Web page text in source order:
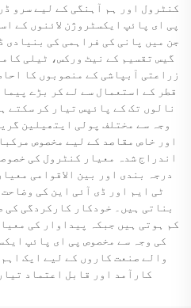
کنٹرول اور ہم آہنگی کے لیے سرو
پی ای پائپ ایکسٹروژن لائنوں کے
جن میں پانی کی فراہمی کی بنیادی
گیس تقسیم کے نیٹ ورکس، ٹیلی
زراعتی آبپاشی کے منصوبوں کا
قطر کے استعمال سے لے کر بڑے
نالوں تک کے پائپس تیار کر سکتے
اور خاص مقاصد کے لیے مخصوص
اندراج شدہ معیار کنٹرول کی
درجہ بندی اور بین الاقوامی
ٹی ایم اور ڈی آئی این کی
بناتی ہیں۔ خودکار کارکردگی کی
کم ہوتی ہیں جبکہ پیداوار کی
کی وجہ سے مخصوص پی ای پائپ
والے صنعت کاروں کے لیے ایک
کارآمد اور قابل اعتماد